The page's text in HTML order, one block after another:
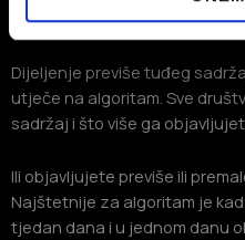
stranice, automatski vas
Dijeljenje previše tuđeg
utječe na algoritam. Sve
sadržaj i što više ga
Ili objavljujete previše ili
Najštetnije za algoritam je
tjedan dana i u jednom danu